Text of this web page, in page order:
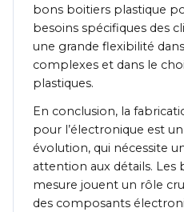
bons boitiers plastique
besoins spécifiques des
une grande flexibilité
complexes et dans le
plastiques.
En conclusion, la
pour l’électronique est
évolution, qui nécessite
attention aux détails. Les
mesure jouent un rôle
des composants